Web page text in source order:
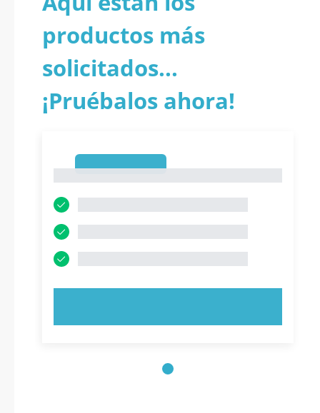
productos más
solicitados...
¡Pruébalos ahora!